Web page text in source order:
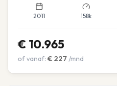
2011 158k
€ 10.965
of vanaf: € 227 /mnd